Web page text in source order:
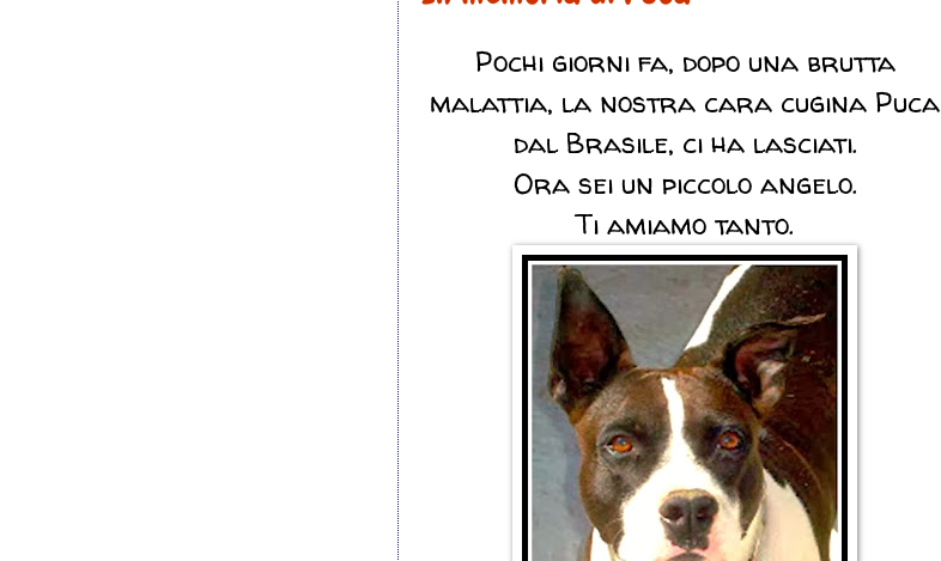
Pochi giorni fa, dopo una brutta
malattia, la nostra cara cugina Puca
dal Brasile, ci ha lasciati.
Ora sei un piccolo angelo.
Ti amiamo tanto.